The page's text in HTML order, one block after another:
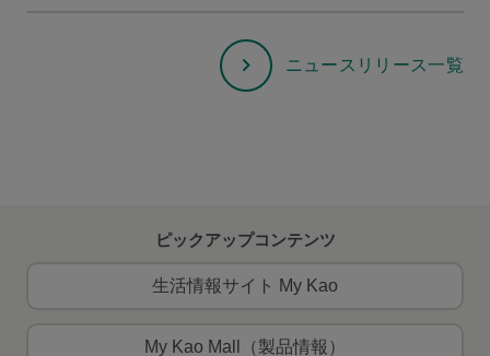
ニュースリリース一覧
ピックアップコンテンツ
生活情報サイト My Kao
My Kao Mall（製品情報）